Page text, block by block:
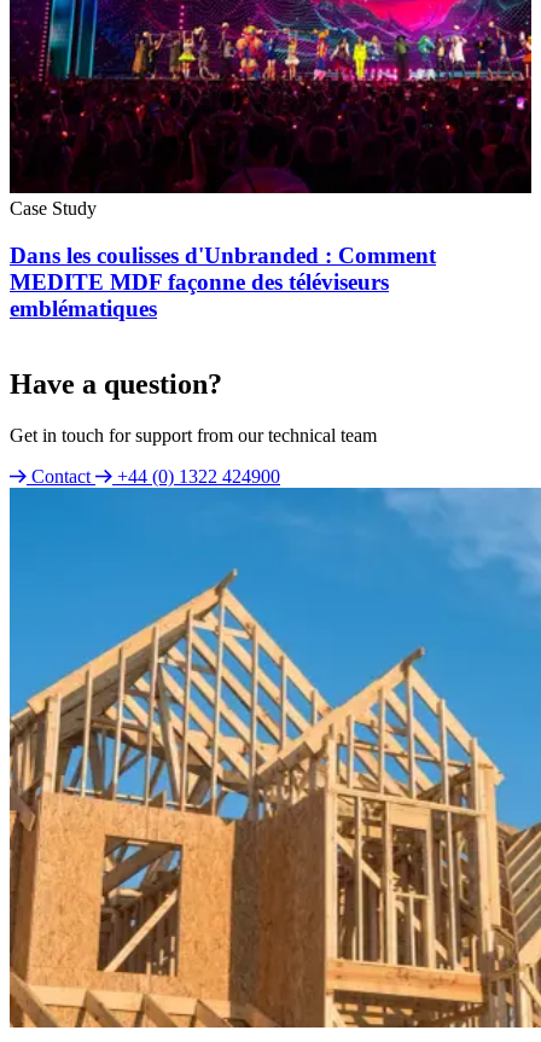
Case Study
Dans les coulisses d'Unbranded : Comment
MEDITE MDF façonne des téléviseurs
emblématiques
Have a question?
Get in touch for support from our technical team
Contact
+44 (0) 1322 424900